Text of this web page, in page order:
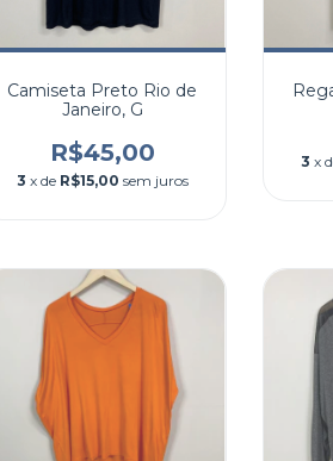
Camiseta Preto Rio de
Janeiro, G
R$45,00
3 x de R$15,00 sem juros
3 x